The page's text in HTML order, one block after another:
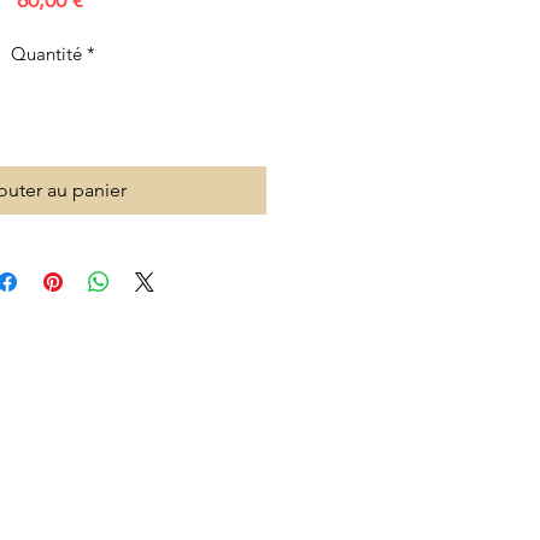
Quantité *
au panier